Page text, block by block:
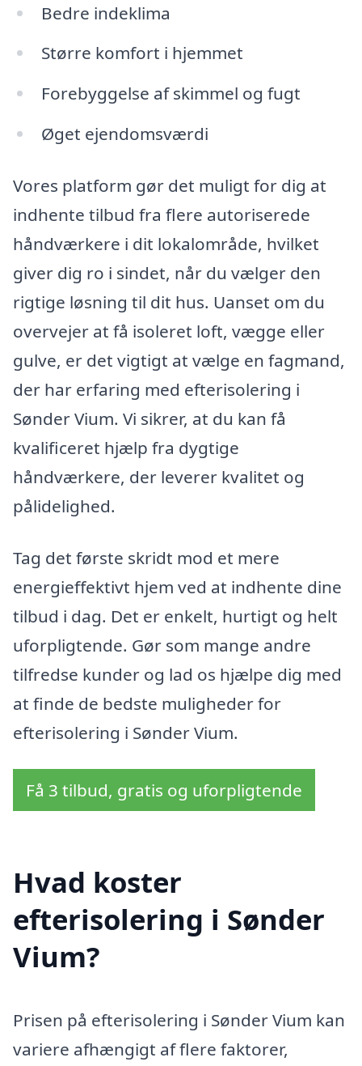
Bedre indeklima
Større komfort i hjemmet
Forebyggelse af skimmel og fugt
Øget ejendomsværdi
Vores platform gør det muligt for dig at
indhente tilbud fra flere autoriserede
håndværkere i dit lokalområde, hvilket
giver dig ro i sindet, når du vælger den
rigtige løsning til dit hus. Uanset om du
overvejer at få isoleret loft, vægge eller
gulve, er det vigtigt at vælge en fagmand,
der har erfaring med efterisolering i
Sønder Vium. Vi sikrer, at du kan få
kvalificeret hjælp fra dygtige
håndværkere, der leverer kvalitet og
pålidelighed.
Tag det første skridt mod et mere
energieffektivt hjem ved at indhente dine
tilbud i dag. Det er enkelt, hurtigt og helt
uforpligtende. Gør som mange andre
tilfredse kunder og lad os hjælpe dig med
at finde de bedste muligheder for
efterisolering i Sønder Vium.
Få 3 tilbud, gratis og uforpligtende
Hvad koster
efterisolering i Sønder
Vium?
Prisen på efterisolering i Sønder Vium kan
variere afhængigt af flere faktorer,